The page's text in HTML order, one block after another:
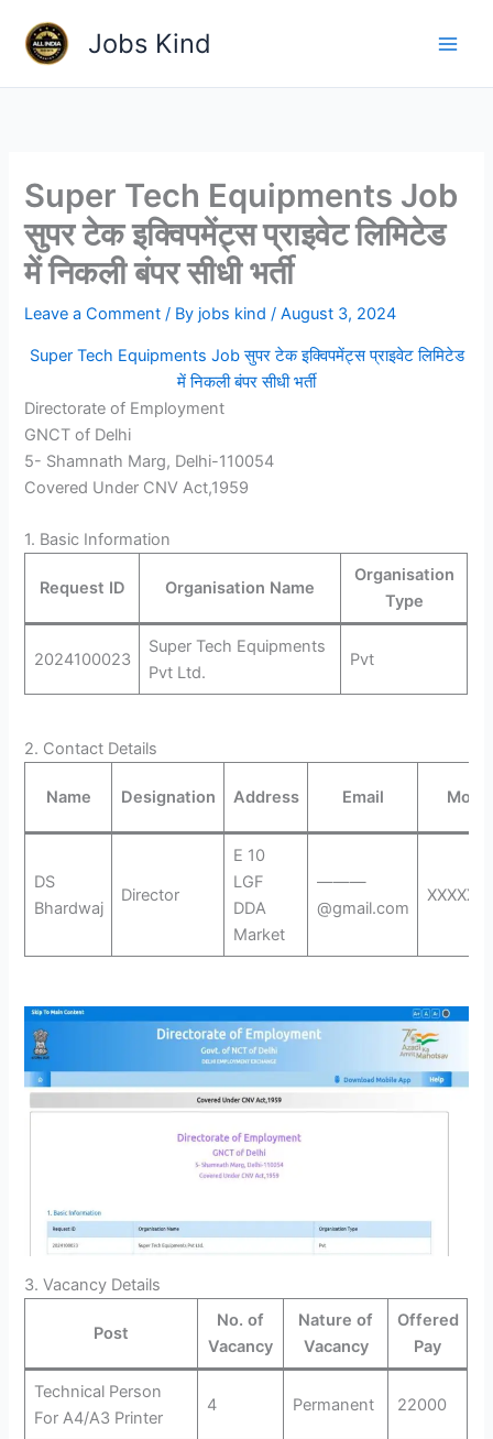
content
Jobs Kind
Super Tech Equipments Job
सुपर टेक इक्विपमेंट्स प्राइवेट लिमिटेड
में निकली बंपर सीधी भर्ती
Leave a Comment / By jobs kind/August 3, 2024
Super Tech Equipments Job सुपर टेक इक्विपमेंट्स प्राइवेट लिमिटेड
में निकली बंपर सीधी भर्ती
Directorate of Employment
GNCT of Delhi
5- Shamnath Marg, Delhi-110054
Covered Under CNV Act,1959
1. Basic Information
Request ID Organisation Name
Organisation
Type
2024100023
Super Tech Equipments
Pvt Ltd.
Pvt
2. Contact Details
Name Designation Address Email
DS
Bhardwaj
Director
E 10
LGF
DDA
Market
———
@gmail.com
3. Vacancy Details
Post
No. of
Vacancy
Nature of
Vacancy
Offered
Pay
Technical Person
For A4/A3 Printer
4 Permanent 22000